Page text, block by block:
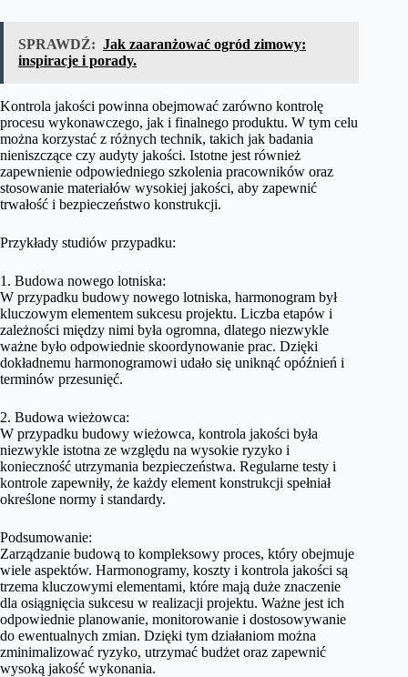
SPRAWDŹ: Jak zaaranżować ogród zimowy:
inspiracje i porady.
Kontrola jakości powinna obejmować zarówno kontrolę
procesu wykonawczego, jak i finalnego produktu. W tym celu
można korzystać z różnych technik, takich jak badania
nieniszczące czy audyty jakości. Istotne jest również
zapewnienie odpowiedniego szkolenia pracowników oraz
stosowanie materiałów wysokiej jakości, aby zapewnić
trwałość i bezpieczeństwo konstrukcji.
Przykłady studiów przypadku:
1. Budowa nowego lotniska:
W przypadku budowy nowego lotniska, harmonogram był
kluczowym elementem sukcesu projektu. Liczba etapów i
zależności między nimi była ogromna, dlatego niezwykle
ważne było odpowiednie skoordynowanie prac. Dzięki
dokładnemu harmonogramowi udało się uniknąć opóźnień i
terminów przesunięć.
2. Budowa wieżowca:
W przypadku budowy wieżowca, kontrola jakości była
niezwykle istotna ze względu na wysokie ryzyko i
konieczność utrzymania bezpieczeństwa. Regularne testy i
kontrole zapewniły, że każdy element konstrukcji spełniał
określone normy i standardy.
Podsumowanie:
Zarządzanie budową to kompleksowy proces, który obejmuje
wiele aspektów. Harmonogramy, koszty i kontrola jakości są
trzema kluczowymi elementami, które mają duże znaczenie
dla osiągnięcia sukcesu w realizacji projektu. Ważne jest ich
odpowiednie planowanie, monitorowanie i dostosowywanie
do ewentualnych zmian. Dzięki tym działaniom można
zminimalizować ryzyko, utrzymać budżet oraz zapewnić
wysoką jakość wykonania.